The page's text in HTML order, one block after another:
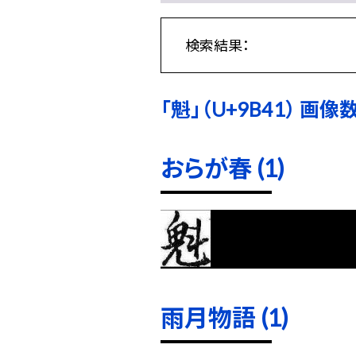
検索結果：
「魁」（U+9B41） 画像
おらが春 (1)
雨月物語 (1)